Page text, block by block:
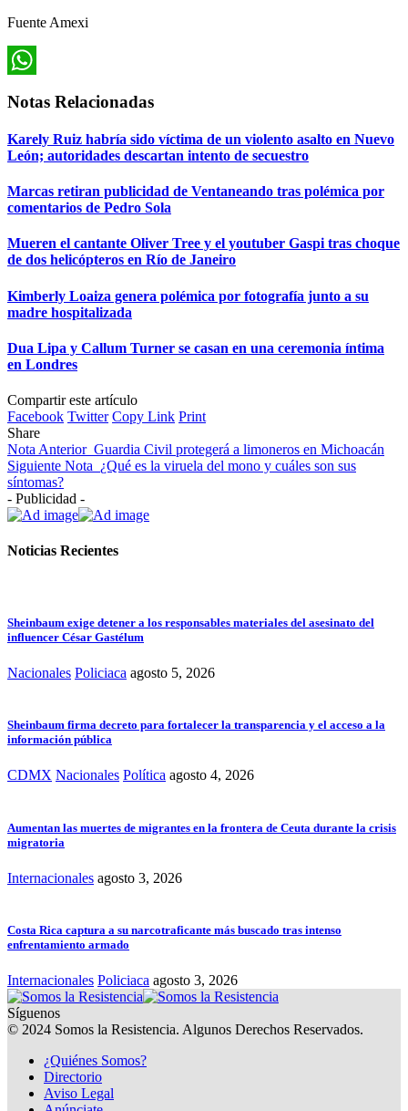
Fuente Amexi
Notas Relacionadas
Karely Ruiz habría sido víctima de un violento asalto en Nuevo
León; autoridades descartan intento de secuestro
Marcas retiran publicidad de Ventaneando tras polémica por
comentarios de Pedro Sola
Mueren el cantante Oliver Tree y el youtuber Gaspi tras choque
de dos helicópteros en Río de Janeiro
Kimberly Loaiza genera polémica por fotografía junto a su
madre hospitalizada
Dua Lipa y Callum Turner se casan en una ceremonia íntima
en Londres
Compartir este artículo
Facebook Twitter Copy Link Print
Share
Nota Anterior Guardia Civil protegerá a limoneros en Michoacán
Siguiente Nota ¿Qué es la viruela del mono y cuáles son sus
síntomas?
- Publicidad -
Noticias Recientes
Sheinbaum exige detener a los responsables materiales del asesinato del
influencer César Gastélum
Nacionales Policiaca agosto 5, 2026
Sheinbaum firma decreto para fortalecer la transparencia y el acceso a la
información pública
CDMX Nacionales Política agosto 4, 2026
Aumentan las muertes de migrantes en la frontera de Ceuta durante la crisis
migratoria
Internacionales agosto 3, 2026
Costa Rica captura a su narcotraficante más buscado tras intenso
enfrentamiento armado
Internacionales Policiaca agosto 3, 2026
Síguenos
© 2024 Somos la Resistencia. Algunos Derechos Reservados.
¿Quiénes Somos?
Directorio
Aviso Legal